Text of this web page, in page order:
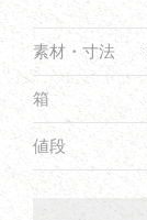
素材・寸法
箱
値段